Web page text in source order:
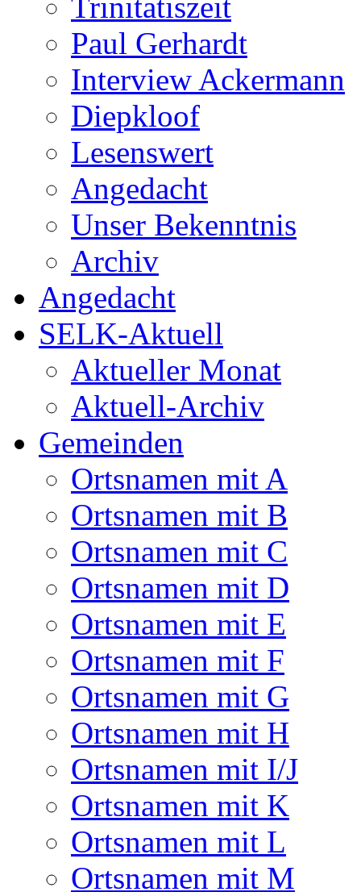
Paul Gerhardt
Interview Ackermann
Diepkloof
Lesenswert
Angedacht
Unser Bekenntnis
Archiv
Angedacht
SELK-Aktuell
Aktueller Monat
Aktuell-Archiv
Gemeinden
Ortsnamen mit A
Ortsnamen mit B
Ortsnamen mit C
Ortsnamen mit D
Ortsnamen mit E
Ortsnamen mit F
Ortsnamen mit G
Ortsnamen mit H
Ortsnamen mit I/J
Ortsnamen mit K
Ortsnamen mit L
Ortsnamen mit M